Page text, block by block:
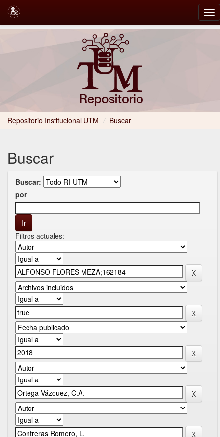
Repositorio Institucional UTM / Buscar
Buscar
Buscar:
por
Filtros actuales: